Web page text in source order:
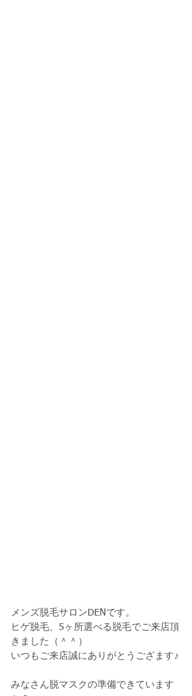
メンズ脱毛サロンDENです。
ヒゲ脱毛、5ヶ所選べる脱毛でご来店頂
きました（＾＾）
いつもご来店誠にありがとうござます♪
みなさん脱マスクの準備できています